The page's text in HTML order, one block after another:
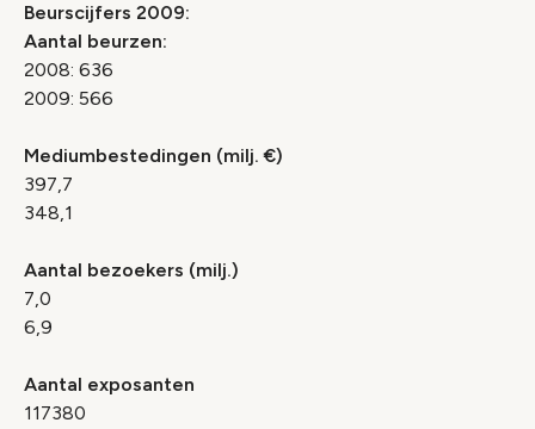
Beurscijfers 2009:
Aantal beurzen:
2008: 636
2009: 566
Mediumbestedingen (milj. €)
397,7
348,1
Aantal bezoekers (milj.)
7,0
6,9
Aantal exposanten
117380